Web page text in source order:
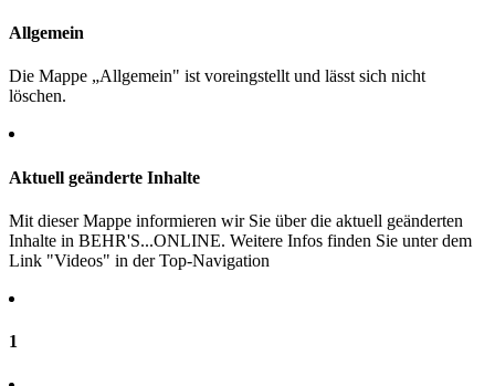
Allgemein
Die Mappe „Allgemein" ist voreingstellt und lässt sich nicht
löschen.
Aktuell geänderte Inhalte
Mit dieser Mappe informieren wir Sie über die aktuell geänderten
Inhalte in BEHR'S...ONLINE. Weitere Infos finden Sie unter dem
Link "Videos" in der Top-Navigation
1